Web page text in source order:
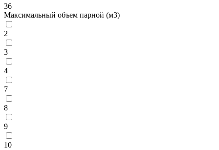
36
Максимальный объем парной (м3)
2
3
4
7
8
9
10